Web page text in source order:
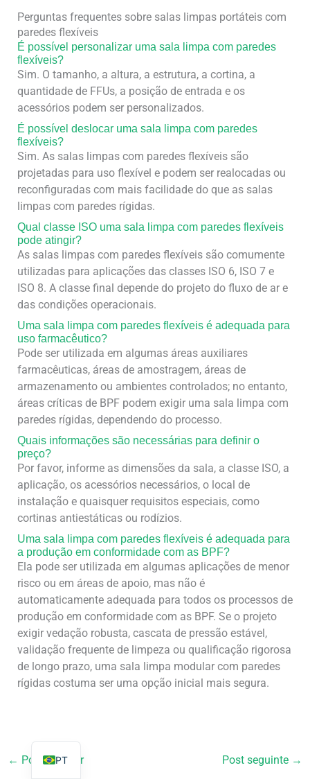
Perguntas frequentes sobre salas limpas portáteis com
paredes flexíveis
É possível personalizar uma sala limpa com paredes
flexíveis?
Sim. O tamanho, a altura, a estrutura, a cortina, a
quantidade de FFUs, a posição de entrada e os
acessórios podem ser personalizados.
É possível deslocar uma sala limpa com paredes
flexíveis?
Sim. As salas limpas com paredes flexíveis são
projetadas para uso flexível e podem ser realocadas ou
reconfiguradas com mais facilidade do que as salas
limpas com paredes rígidas.
Qual classe ISO uma sala limpa com paredes flexíveis
pode atingir?
As salas limpas com paredes flexíveis são comumente
utilizadas para aplicações das classes ISO 6, ISO 7 e
ISO 8. A classe final depende do projeto do fluxo de ar e
das condições operacionais.
Uma sala limpa com paredes flexíveis é adequada para
uso farmacêutico?
Pode ser utilizada em algumas áreas auxiliares
farmacêuticas, áreas de amostragem, áreas de
armazenamento ou ambientes controlados; no entanto,
áreas críticas de BPF podem exigir uma sala limpa com
paredes rígidas, dependendo do processo.
Quais informações são necessárias para definir o
preço?
Por favor, informe as dimensões da sala, a classe ISO, a
aplicação, os acessórios necessários, o local de
instalação e quaisquer requisitos especiais, como
cortinas antiestáticas ou rodízios.
Uma sala limpa com paredes flexíveis é adequada para
a produção em conformidade com as BPF?
Ela pode ser utilizada em algumas aplicações de menor
risco ou em áreas de apoio, mas não é
automaticamente adequada para todos os processos de
produção em conformidade com as BPF. Se o projeto
exigir vedação robusta, cascata de pressão estável,
validação frequente de limpeza ou qualificação rigorosa
de longo prazo, uma sala limpa modular com paredes
rígidas costuma ser uma opção inicial mais segura.
← Post anterior Post seguinte →
PT
IT
RU
RO
ES
TR